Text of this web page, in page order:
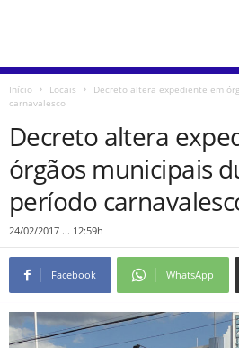
Início Locais
Decreto altera expediente em
carnavalesco
Decreto altera
órgãos municipais
período
24/02/2017 ... 12:59h
Facebook WhatsApp